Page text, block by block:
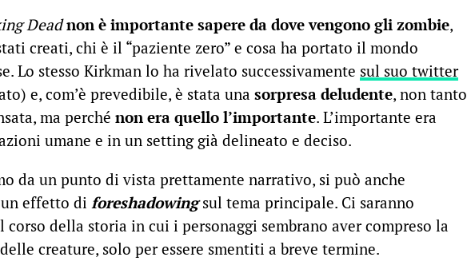
Dead non è importante sapere da dove vengono gli zombie,
creati, chi è il “paziente zero” e cosa ha portato il mondo
Lo stesso Kirkman lo ha rivelato successivamente sul suo twitter
e, com’è prevedibile, è stata una sorpresa deludente, non tanto
ma perché non era quello l’importante. L’importante era
umane e in un setting già delineato e deciso.
da un punto di vista prettamente narrativo, si può anche
effetto di foreshadowingsul tema principale. Ci saranno
corso della storia in cui i personaggi sembrano aver compreso la
creature, solo per essere smentiti a breve termine.